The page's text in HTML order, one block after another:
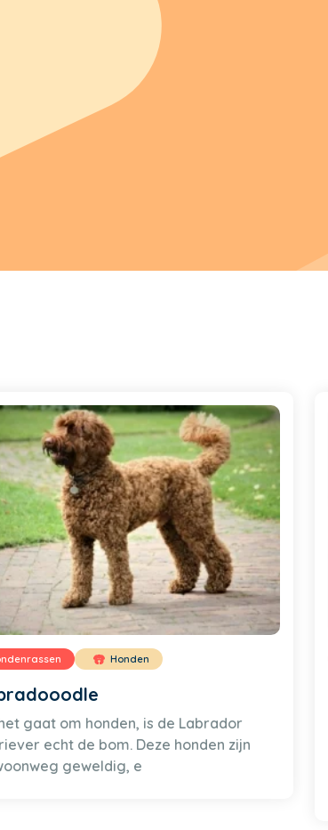
Honden
gaat om honden, is de Labrador
echt de bom. Deze honden zijn
geweldig, e